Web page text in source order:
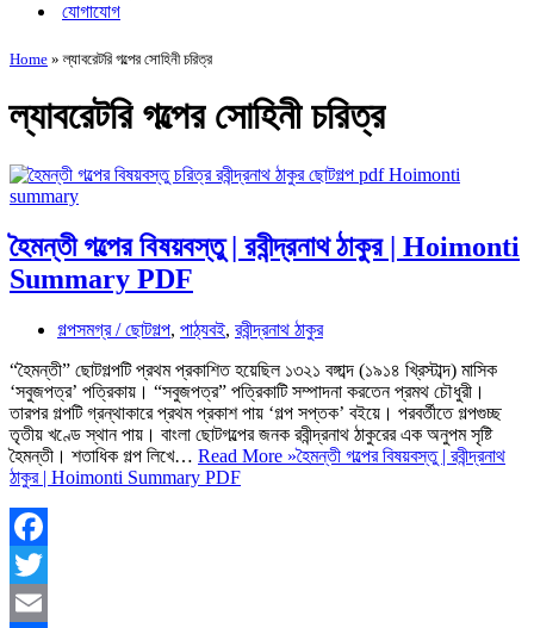
যোগাযোগ
Home »ল্যাবরেটরি গল্পের সোহিনী চরিত্র
ল্যাবরেটরি গল্পের সোহিনী চরিত্র
হৈমন্তী গল্পের বিষয়বস্তু | রবীন্দ্রনাথ ঠাকুর | Hoimonti
Summary PDF
গল্পসমগ্র / ছোটগল্প, পাঠ্যবই, রবীন্দ্রনাথ ঠাকুর
“হৈমন্তী” ছোটগল্পটি প্রথম প্রকাশিত হয়েছিল ১৩২১ বঙ্গাব্দ (১৯১৪ খ্রিস্টাব্দ) মাসিক
‘সবুজপত্র’ পত্রিকায়। “সবুজপত্র” পত্রিকাটি সম্পাদনা করতেন প্রমথ চৌধুরী।
তারপর গল্পটি গ্রন্থাকারে প্রথম প্রকাশ পায় ‘গল্প সপ্তক’ বইয়ে। পরবর্তীতে গল্পগুচ্ছ
তৃতীয় খণ্ডে স্থান পায়। বাংলা ছোটগল্পের জনক রবীন্দ্রনাথ ঠাকুরের এক অনুপম সৃষ্টি
হৈমন্তী। শতাধিক গল্প লিখে… Read More »হৈমন্তী গল্পের বিষয়বস্তু | রবীন্দ্রনাথ
ঠাকুর | Hoimonti Summary PDF
Facebook
Twitter